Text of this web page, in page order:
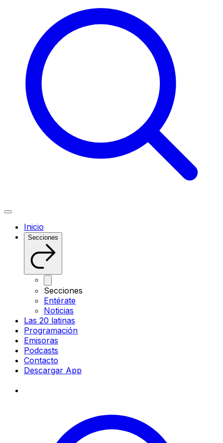
Inicio
Secciones
Secciones
Entérate
Noticias
Las 20 latinas
Programación
Emisoras
Podcasts
Contacto
Descargar App